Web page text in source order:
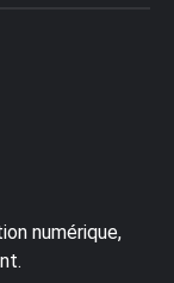
numérique,